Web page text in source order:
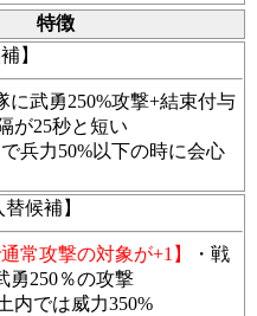
特徴
】
に武勇250%攻撃+結束付与
が25秒と短い
兵力50%以下の時に会心
候補】
常攻撃の対象が+1】
・戦
勇250％の攻撃
内では威力350%